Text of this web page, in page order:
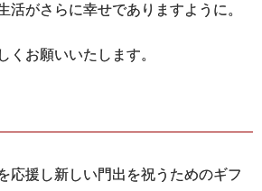
活がさらに幸せでありますように。
くお願いいたします。
応援し新しい門出を祝うためのギフ